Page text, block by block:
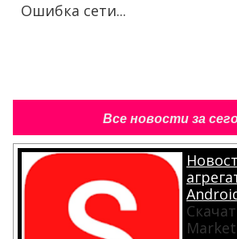
Ошибка сети...
Все новости за
Market